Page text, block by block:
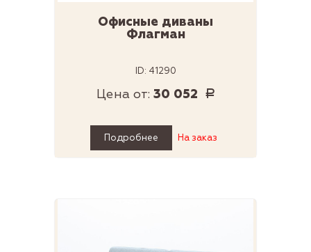
Офисные диваны
Флагман
ID: 41290
Цена от: 30 052 Р
Подробнее На заказ